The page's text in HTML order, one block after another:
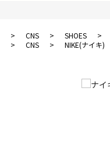
> CNS > SHOES >
> CNS > NIKE(ナイキ)